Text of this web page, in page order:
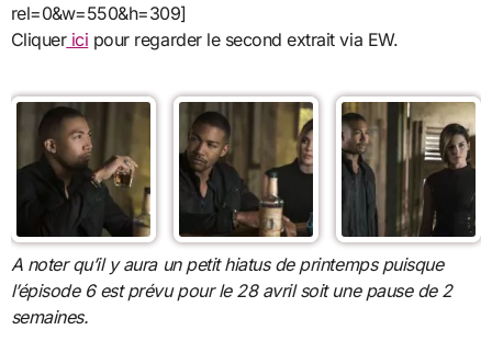
rel=0&w=550&h=309]
Cliquerici pour regarder le second extrait via EW.
A noter qu’il y aura un petit hiatus de printemps puisque
l’épisode 6 est prévu pour le 28 avril soit une pause de 2
semaines.